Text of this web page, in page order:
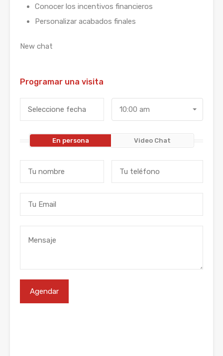
Conocer los incentivos financieros
Personalizar acabados finales
New chat
Programar una visita
10:00 am
En persona Video Chat